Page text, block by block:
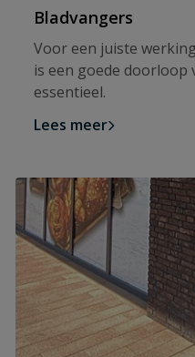
Bladvangers
Voor een juiste
is een goede doorloop
essentieel.
Lees meer